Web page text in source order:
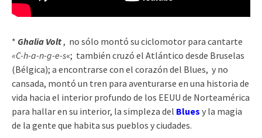
* Ghalia Volt, no sólo montó su ciclomotor para cantarte
«C-h-a-n-g-e-s«; también cruzó el Atlántico desde Bruselas
(Bélgica); a encontrarse con el corazón del Blues, y no
cansada, montó un tren para aventurarse en una historia de
vida hacia el interior profundo de los EEUU de Norteamérica
para hallar en su interior, la simpleza del Blues y la magia
de la gente que habita sus pueblos y ciudades.